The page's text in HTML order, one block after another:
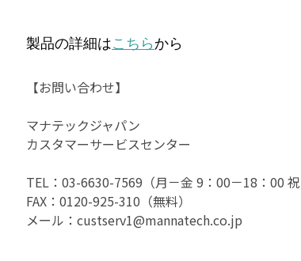
製品の詳細はこちらから
【お問い合わせ】
マナテックジャパン
カスタマーサービスセンター
TEL：03-6630-7569（月－金 9：00－18：00 祝
FAX：0120-925-310（無料）
メール：custserv1@mannatech.co.jp